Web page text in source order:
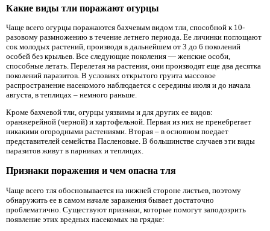
Какие виды тли поражают огурцы
Чаще всего огурцы поражаются бахчевым видом тли, способной к 10-
разовому размножению в течение летнего периода. Ее личинки поглощают
сок молодых растений, производя в дальнейшем от 3 до 6 поколений
особей без крыльев. Все следующие поколения — женские особи,
способные летать. Перелетая на растения, они производят еще два десятка
поколений паразитов. В условиях открытого грунта массовое
распространение насекомого наблюдается с середины июля и до начала
августа, в теплицах – немного раньше.
Кроме бахчевой тли, огурцы уязвимы и для других ее видов:
оранжерейной (черной) и картофельной. Первая из них не пренебрегает
никакими огородными растениями. Вторая – в основном поедает
представителей семейства Пасленовые. В большинстве случаев эти виды
паразитов живут в парниках и теплицах.
Признаки поражения и чем опасна тля
Чаще всего тля обосновывается на нижней стороне листьев, поэтому
обнаружить ее в самом начале заражения бывает достаточно
проблематично. Существуют признаки, которые помогут заподозрить
появление этих вредных насекомых на грядке: